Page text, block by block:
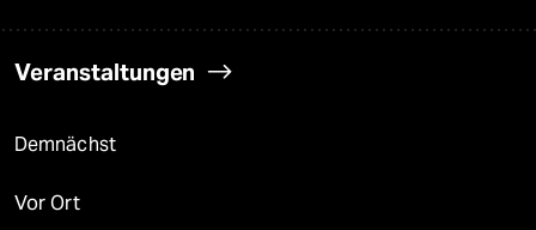
Veranstaltungen
Demnächst
Vor Ort